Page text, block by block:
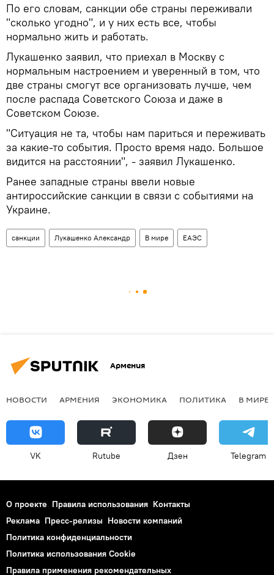
По его словам, санкции обе страны переживали
"сколько угодно", и у них есть все, чтобы
нормально жить и работать.
Лукашенко заявил, что приехал в Москву с
нормальным настроением и уверенный в том, что
две страны смогут все организовать лучше, чем
после распада Советского Союза и даже в
Советском Союзе.
"Ситуация не та, чтобы нам париться и переживать
за какие-то события. Просто время надо. Большое
видится на расстоянии", - заявил Лукашенко.
Ранее западные страны ввели новые
антироссийские санкции в связи с событиями на
Украине.
санкции Лукашенко Александр В мире ЕАЭС
Армения
НОВОСТИ АРМЕНИЯ ЭКОНОМИКА ПОЛИТИКА В МИРЕ
VK Rutube Дзен Telegram
О проекте Правила использования Контакты
Реклама Пресс-релизы Новости компаний
Политика конфиденциальности
Политика использования Cookie
Правила применения рекомендательных